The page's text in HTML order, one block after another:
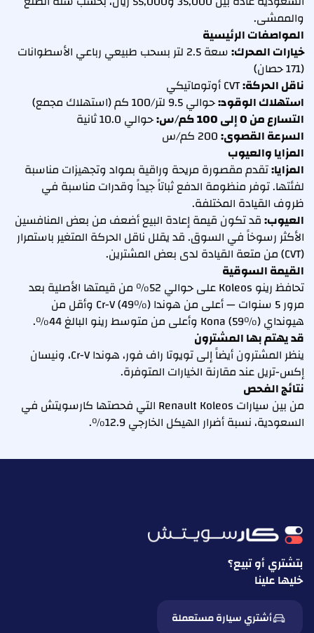
والممشى.
المواصفات الرئيسية
خيارات المحرك:
سعة 2.5 لتر بسحب طبيعي رباعي الأسطوانات
(171 حصان)
ناقل الحركة:CVT أوتوماتيكي
استهلاك الوقود:حوالي 9.5 لتر/100 كم (استهلاك مجمع)
التسارع من 0 إلى 100 كم/س:
حوالي 10.0 ثانية
السرعة القصوى:200 كم/س
المزايا والعيوب
المزايا:تقدم مقصورة مريحة وراقية بمواد وتجهيزات مناسبة
لفئتها. توفر منظومة الدفع ثباتاً جيداً وقدرات مناسبة في
ظروف القيادة المختلفة.
العيوب:قد تكون قيمة إعادة البيع أضعف من بعض المنافسين
الأكثر رسوخاً في السوق. قد يقلل ناقل الحركة المتغير باستمرار
(CVT) من متعة القيادة لدى بعض المشترين.
القيمة السوقية
تحافظ رينو Koleos على حوالي 52% من قيمتها الأصلية بعد
مرور 5 سنوات — أعلى من هوندا Cr-V (49%) وأقل من
هيونداي Kona (59%) وأعلى من متوسط رينو البالغ 44%.
قد يهتم بها المشترون
ينظر المشترون أيضاً إلى تويوتا راف فور، هوندا Cr-V، ونيسان
إكس-تريل عند مقارنة الخيارات المتوفرة.
نتائج الفحص
من بين سيارات Renault Koleos التي فحصتها كارسويتش في
السعودية، نسبة أضرار الهيكل الخارجي 12.9%.
بتشتري أو تبيع؟
خليها علينا
أشتري سيارة مستعملة